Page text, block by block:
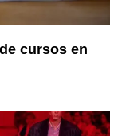
cursos en